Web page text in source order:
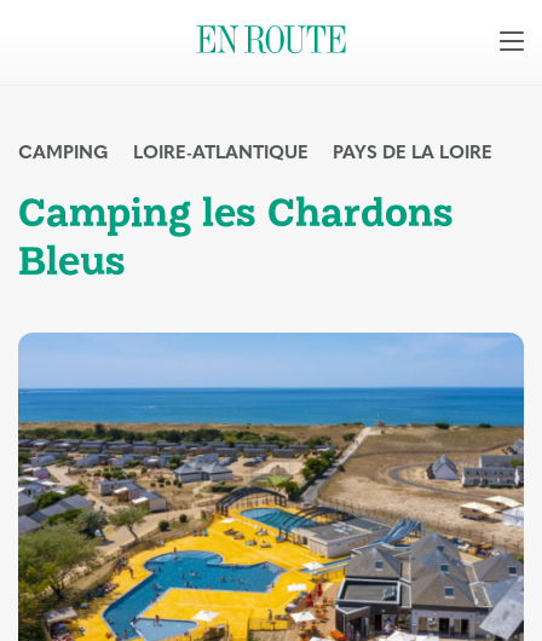
CAMPING LOIRE-ATLANTIQUE PAYS DE LA LOIRE
Camping les Chardons
Bleus